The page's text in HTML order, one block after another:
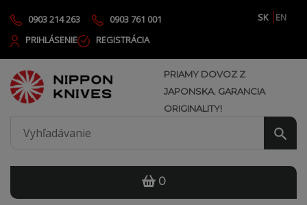
0903 214 263 0903 761 001 SK
EN
PRIHLÁSENIE
REGISTRÁCIA
PRIAMY DOVOZ Z
JAPONSKA. GARANCIA
ORIGINALITY!
0